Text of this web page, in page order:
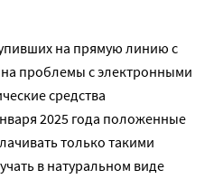
на прямую линию с
проблемы с электронными
средства
2025 года положенные
только такими
в натуральном виде